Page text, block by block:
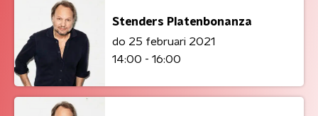
Stenders Platenbonanza
do 25 februari 2021
14:00 - 16:00